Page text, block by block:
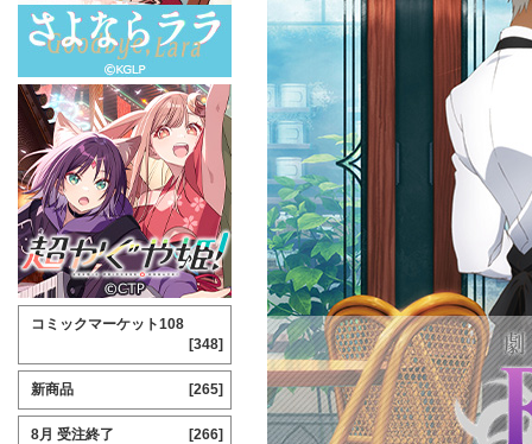
コミックマーケット108
[348]
新商品 [265]
8月 受注終了 [266]